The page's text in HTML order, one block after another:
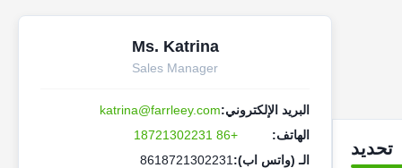
تحديد
Ms. Katrina
Sales Manager
البريد الإلكتروني:katrina@farrleey.com
الهاتف:
+86 18721302231
الـ (واتس اب): 8618721302231